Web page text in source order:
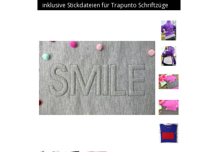
inklusive Stickdateien für Trapunto Schriftzüge